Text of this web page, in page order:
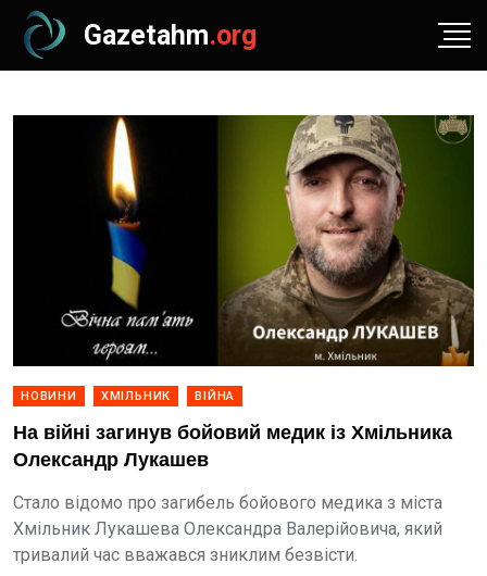
Gazetahm.org
НОВИНИ ХМІЛЬНИК ВІЙНА
На війні загинув бойовий медик із Хмільника
Олександр Лукашев
Стало відомо про загибель бойового медика з міста
Хмільник Лукашева Олександра Валерійовича, який
тривалий час вважався зниклим безвісти.